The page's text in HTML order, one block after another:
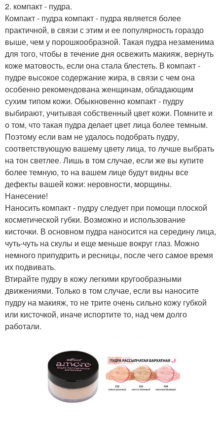
2. компакт - пудра.
Компакт - пудра компакт - пудра является более
практичной, в связи с этим и ее популярность гораздо
выше, чем у порошкообразной. Такая пудра незаменима
для того, чтобы в течение дня освежить макияж, вернуть
коже матовость, если она стала блестеть. В компакт -
пудре высокое содержание жира, в связи с чем она
особенно рекомендована женщинам, обладающим
сухим типом кожи. Обыкновенно компакт - пудру
выбирают, учитывая собственный цвет кожи. Помните и
о том, что такая пудра делает цвет лица более темным.
Поэтому если вам не удалось подобрать пудру,
соответствующую вашему цвету лица, то лучше выбрать
на тон светлее. Лишь в том случае, если же вы купите
более темную, то на вашем лице будут видны все
дефекты вашей кожи: неровности, морщины.
Нанесение!
Наносить компакт - пудру следует при помощи плоской
косметической губки. Возможно и использование
кисточки. В основном пудра наносится на середину лица,
чуть-чуть на скулы и еще меньше вокруг глаз. Можно
немного припудрить и ресницы, после чего самое время
их подвивать.
Втирайте пудру в кожу легкими кругообразными
движениями. Только в том случае, если вы наносите
пудру на макияж, то не трите очень сильно кожу губкой
или кисточкой, иначе испортите то, над чем долго
работали.